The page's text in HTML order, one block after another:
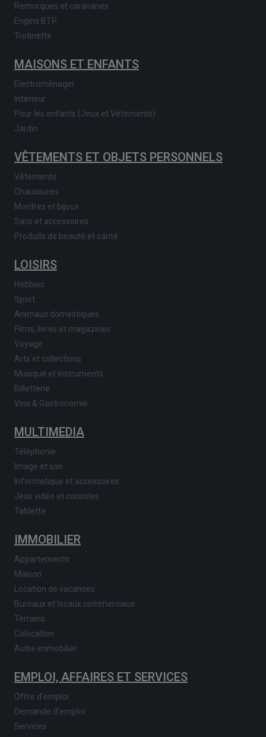
Remorques et caravanes
Engins BTP
Trotinette
MAISONS ET ENFANTS
Electroménager
Intérieur
Pour les enfants (Jeux et Vêtements)
Jardin
VÊTEMENTS ET OBJETS PERSONNELS
Vêtements
Chaussures
Montres et bijoux
Sacs et accessoires
Produits de beauté et santé
LOISIRS
Hobbies
Sport
Animaux domestiques
Films, livres et magazines
Voyage
Arts et collections
Musique et instruments
Billetterie
Vins & Gastronomie
MULTIMEDIA
Téléphonie
Image et son
Informatique et accessoires
Jeux vidéo et consoles
Tablette
IMMOBILIER
Appartements
Maison
Location de vacances
Bureaux et locaux commerciaux
Terrains
Colocation
Autre immobilier
EMPLOI, AFFAIRES ET SERVICES
Offre d'emploi
Demande d'emploi
Services